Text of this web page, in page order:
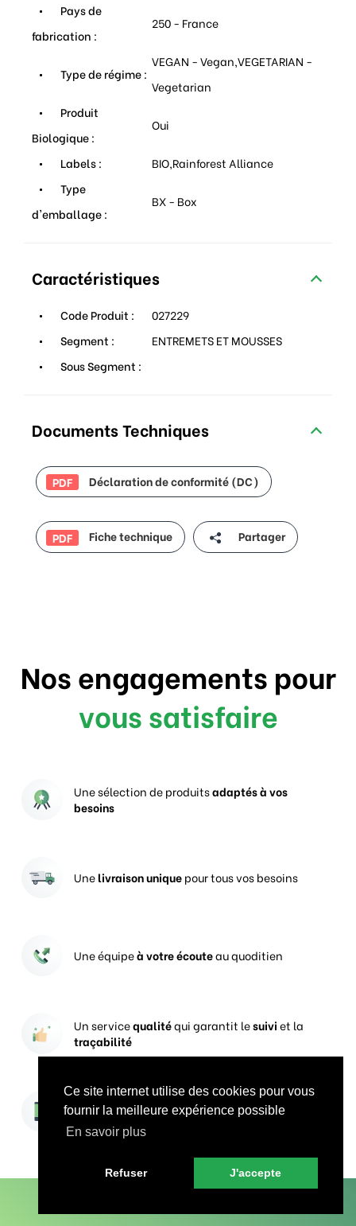
Ce site internet utilise des cookies pour vous
fournir la meilleure expérience possible
En savoir plus
Refuser J'accepte
Pays de
fabrication :
250 - France
Type de régime :
VEGAN - Vegan,VEGETARIAN -
Vegetarian
Produit
Biologique :
Oui
Labels :
BIO,Rainforest Alliance
Type
d'emballage :
BX - Box
Caractéristiques
Code Produit :
027229
Segment :
ENTREMETS ET MOUSSES
Sous Segment :
Documents Techniques
PDF Déclaration de conformité (DC)
PDF Fiche technique Partager
Nos engagements pour
vous satisfaire
Une sélection de produitsadaptés à vos
besoins
Unelivraison uniquepour tous vos besoins
Une équipeà votre écouteau quoditien
Un servicequalitéqui garantit lesuiviet la
traçabilité
Vos prises de commandesouvertes 24h/24